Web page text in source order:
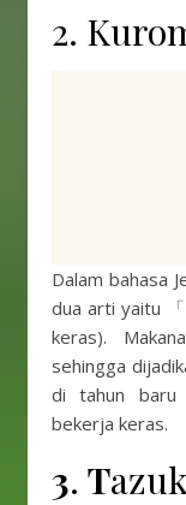
2.
Dalam bahasa
dua arti yaitu
keras).
sehingga
di tahun baru
bekerja keras.
3. T